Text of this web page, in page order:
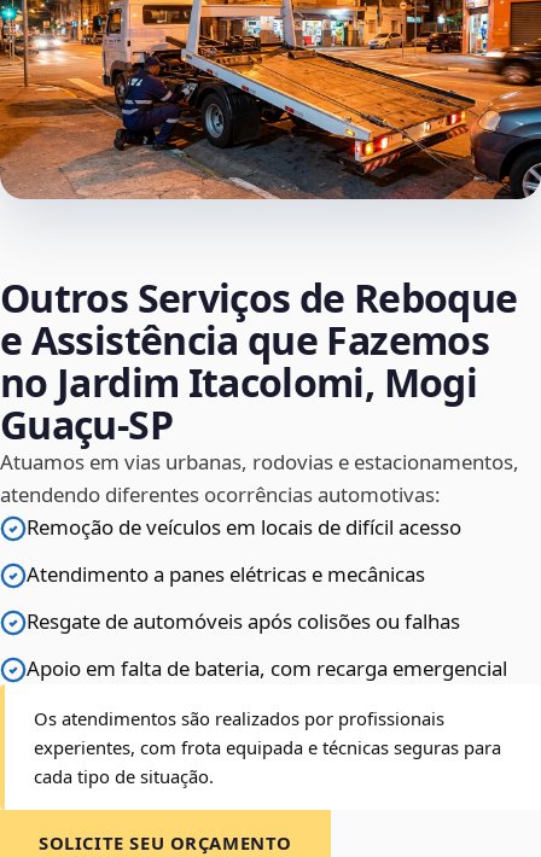
Outros Serviços de Reboque
e Assistência que Fazemos
no Jardim Itacolomi, Mogi
Guaçu‑SP
Atuamos em vias urbanas, rodovias e estacionamentos,
atendendo diferentes ocorrências automotivas:
Remoção de veículos em locais de difícil acesso
Atendimento a panes elétricas e mecânicas
Resgate de automóveis após colisões ou falhas
Apoio em falta de bateria, com recarga emergencial
Os atendimentos são realizados por profissionais
experientes, com frota equipada e técnicas seguras para
cada tipo de situação.
SOLICITE SEU ORÇAMENTO